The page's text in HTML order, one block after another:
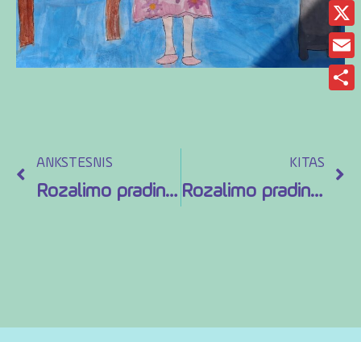
ANKSTESNIS
Rozalimo pradinė mokykla
KITAS
Rozalimo pradinė mokykla
X